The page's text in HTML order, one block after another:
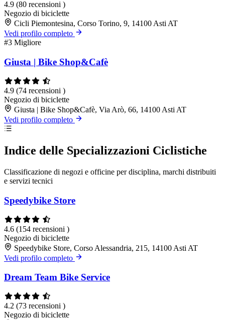
4.9 (80 recensioni )
Negozio di biciclette
Cicli Piemontesina, Corso Torino, 9, 14100 Asti AT
Vedi profilo completo
#3 Migliore
Giusta | Bike Shop&Cafè
4.9 (74 recensioni )
Negozio di biciclette
Giusta | Bike Shop&Cafè, Via Arò, 66, 14100 Asti AT
Vedi profilo completo
Indice delle Specializzazioni Ciclistiche
Classificazione di negozi e officine per disciplina, marchi distribuiti
e servizi tecnici
Speedybike Store
4.6 (154 recensioni )
Negozio di biciclette
Speedybike Store, Corso Alessandria, 215, 14100 Asti AT
Vedi profilo completo
Dream Team Bike Service
4.2 (73 recensioni )
Negozio di biciclette